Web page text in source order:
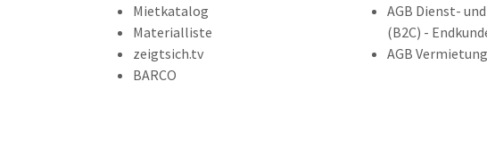
Mietkatalog
Materialliste
zeigtsich.tv
BARCO
AGB Dienst-
(B2C) -
AGB